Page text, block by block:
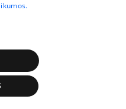
bet uzpirkšanas